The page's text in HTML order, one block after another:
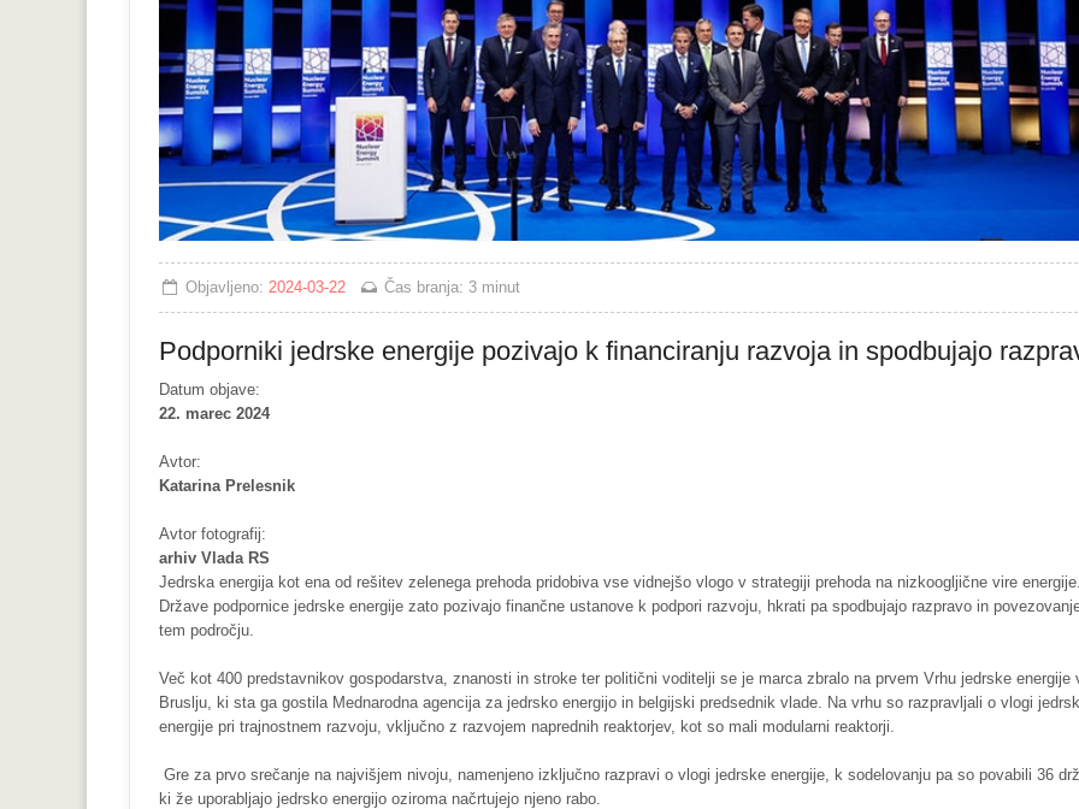
Objavljeno: 2024-03-22 Čas branja: 3 minut
Podporniki jedrske energije pozivajo k financiranju razvoja in spodbujajo
Datum objave:
22. marec 2024
Avtor:
Katarina Prelesnik
Avtor fotografij:
arhiv Vlada RS
Jedrska energija kot ena od rešitev zelenega prehoda pridobiva vse vidnejšo vlogo v strategiji prehoda na nizkoogljične vire
Države podpornice jedrske energije zato pozivajo finančne ustanove k podpori razvoju, hkrati pa spodbujajo razpravo in
tem področju.
Več kot 400 predstavnikov gospodarstva, znanosti in stroke ter politični voditelji se je marca zbralo na prvem Vrhu jedrske energije
Bruslju, ki sta ga gostila Mednarodna agencija za jedrsko energijo in belgijski predsednik vlade. Na vrhu so razpravljali o vlogi
energije pri trajnostnem razvoju, vključno z razvojem naprednih reaktorjev, kot so mali modularni reaktorji.
Gre za prvo srečanje na najvišjem nivoju, namenjeno izključno razpravi o vlogi jedrske energije, k sodelovanju pa so povabili 36
ki že uporabljajo jedrsko energijo oziroma načrtujejo njeno rabo.